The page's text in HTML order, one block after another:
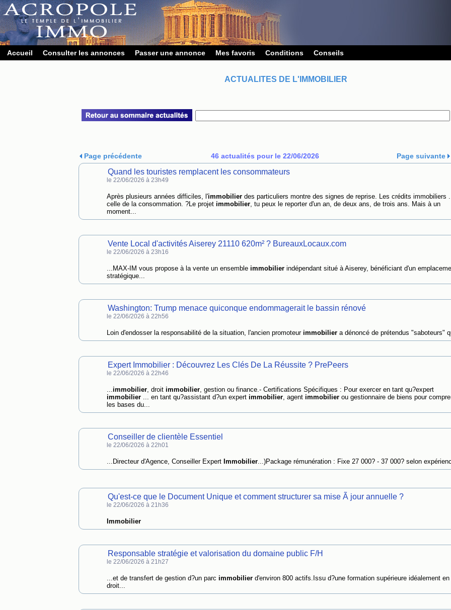
Accueil Consulter les annonces Passer une annonce Mes favoris Conditions Conseils
ACTUALITES DE L'IMMOBILIER
Page précédente 46 actualités pour le 22/06/2026 Page suivante
Quand les touristes remplacent les consommateurs
le 22/06/2026 à 23h49
Après plusieurs années difficiles, l'immobilierdes particuliers montre des signes de reprise. Les crédits immobiliers
celle de la consommation. ?Le projet immobilier, tu peux le reporter d'un an, de deux ans, de trois ans. Mais à un
moment...
Vente Local d'activités Aiserey 21110 620m² ? BureauxLocaux.com
le 22/06/2026 à 23h16
...MAX-IM vous propose à la vente un ensemble immobilierindépendant situé à Aiserey, bénéficiant d'un
stratégique...
Washington: Trump menace quiconque endommagerait le bassin rénové
le 22/06/2026 à 22h56
Loin d'endosser la responsabilité de la situation, l'ancien promoteur immobiliera dénoncé de prétendus "saboteurs"
Expert Immobilier : Découvrez Les Clés De La Réussite ? PrePeers
le 22/06/2026 à 22h46
...immobilier, droit immobilier, gestion ou finance.- Certifications Spécifiques : Pour exercer en tant qu?expert
immobilier... en tant qu?assistant d?un expert immobilier, agent immobilierou gestionnaire de biens pour
les bases du...
Conseiller de clientèle Essentiel
le 22/06/2026 à 22h01
...Directeur d'Agence, Conseiller Expert Immobilier...)Package rémunération : Fixe 27 000? - 37 000? selon
Qu'est-ce que le Document Unique et comment structurer sa mise Ã jour annuelle ?
le 22/06/2026 à 21h36
Immobilier
Responsable stratégie et valorisation du domaine public F/H
le 22/06/2026 à 21h27
...et de transfert de gestion d?un parc immobilierd'environ 800 actifs.Issu d?une formation supérieure idéalement en
droit...